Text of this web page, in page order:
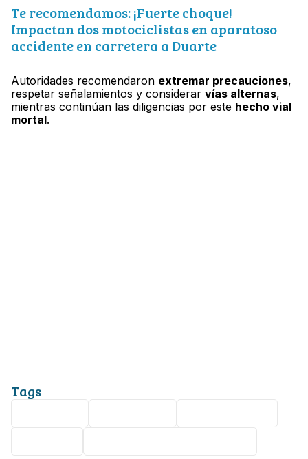
Te recomendamos: ¡Fuerte choque!
Impactan dos motociclistas en aparatoso
accidente en carretera a Duarte
Autoridades recomendaron extremar precauciones,
respetar señalamientos y considerar vías alternas,
mientras continúan las diligencias por este hecho vial
mortal.
Tags